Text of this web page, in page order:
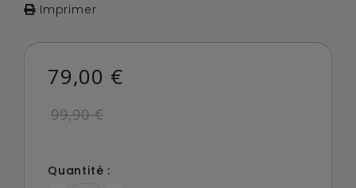
Imprimer
79,00 €
99,90 €
Quantité :